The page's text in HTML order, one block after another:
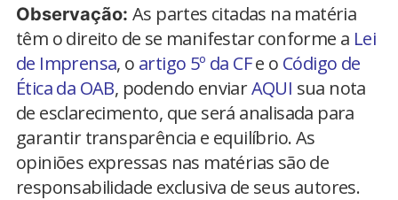
Observação: As partes citadas na matéria
têm o direito de se manifestar conforme a Lei
de Imprensa, o artigo 5º da CFe o Código de
Ética da OAB, podendo enviarAQUI sua nota
de esclarecimento, que será analisada para
garantir transparência e equilíbrio. As
opiniões expressas nas matérias são de
responsabilidade exclusiva de seus autores.